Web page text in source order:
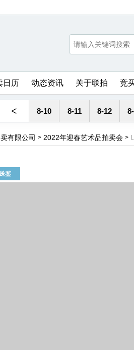
日历 动态资讯 关于联拍 竞
< 8-10 8-11 8-12
有限公司 > 2022年迎春艺术品拍卖会 >
鉴